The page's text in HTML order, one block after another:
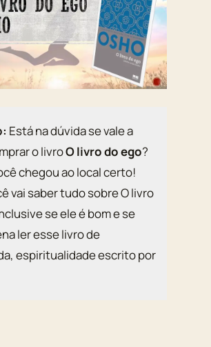
Está na dúvida se vale a
o livroO livro do ego?
chegou ao local certo!
vai saber tudo sobre O livro
se ele é bom e se
ler esse livro de
espiritualidade escrito por